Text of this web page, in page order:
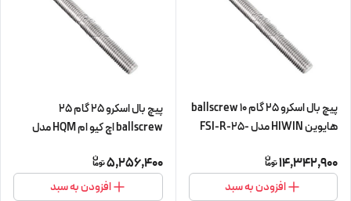
پیچ بال اسکرو 25 گام 10 ballscrew
هایوین HIWIN مدل FSI-R-25-
سی)
14,342,900
افزودن به سبد
پیچ بال اسکرو 25 گام 25
ballscrew اچ کیو ام HQM مدل
cnc سی ان سی) (اورجینال وارداتی)
5,256,400
افزودن به سبد